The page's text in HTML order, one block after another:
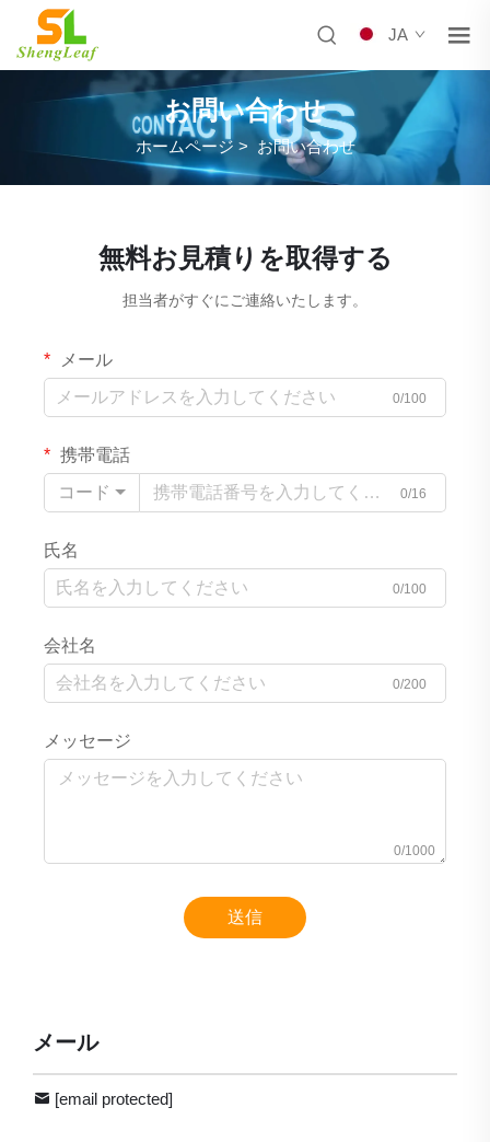
JA
お問い合わせ
ホームページ > お問い合わせ
無料お見積りを取得する
担当者がすぐにご連絡いたします。
メール
0/100
携帯電話
コード
0/16
氏名
0/100
会社名
0/200
メッセージ
0/1000
送信
メール
[email protected]